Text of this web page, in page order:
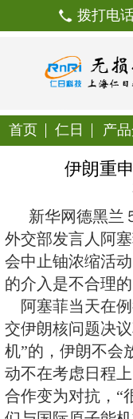
拨
伊
新华网德
外交部发言
会中止铀浓
的介入是不